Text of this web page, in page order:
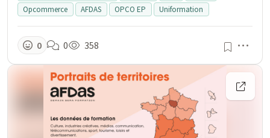
Opcommerce
AFDAS OPCO EP Uniformation
0 0 358